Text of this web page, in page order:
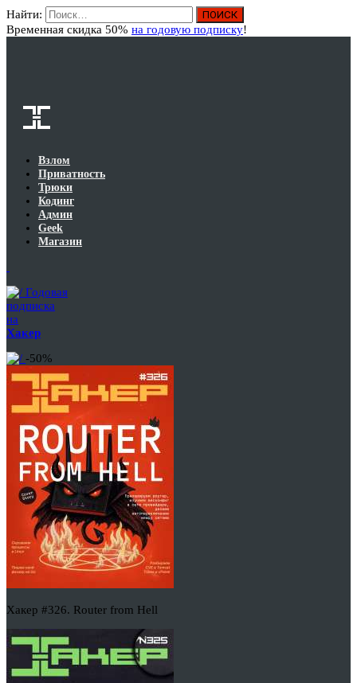
Найти:
Временная скидка 50% на годовую подписку!
Взлом
Приватность
Трюки
Кодинг
Админ
Geek
Магазин
Годовая
подписка
на
Хакер
-50%
Хакер #326. Router from Hell